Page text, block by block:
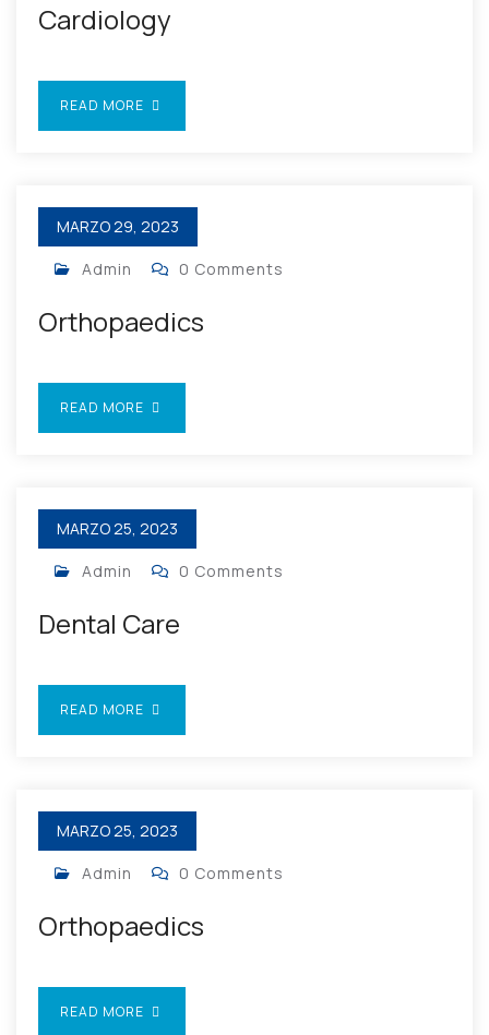
Cardiology
READ MORE
MARZO 29, 2023
Admin 0 Comments
Orthopaedics
READ MORE
MARZO 25, 2023
Admin 0 Comments
Dental Care
READ MORE
MARZO 25, 2023
Admin 0 Comments
Orthopaedics
READ MORE